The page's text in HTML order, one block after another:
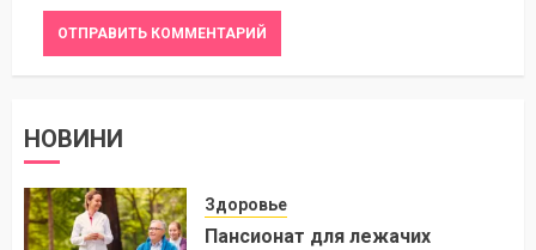
НОВИНИ
Здоровье
Пансионат для лежачих